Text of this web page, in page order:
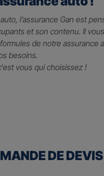
l’assurance Gan est
et son contenu. Il
de notre assurance
besoins.
‘est vous qui choisissez !
DE DEVIS